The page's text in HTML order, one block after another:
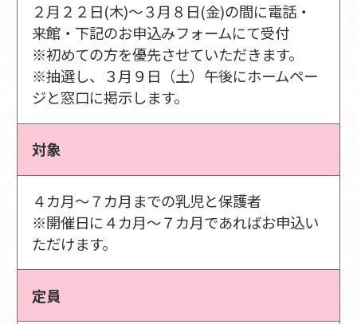
２月２２日(木)～３月８日(金)の間に電話・
来館・下記のお申込みフォームにて受付
※初めての方を優先させていただきます。
※抽選し、３月９日（土）午後にホームペー
ジと窓口に掲示します。
対象
４カ月～７カ月までの乳児と保護者
※開催日に４カ月～７カ月であればお申込い
ただけます。
定員